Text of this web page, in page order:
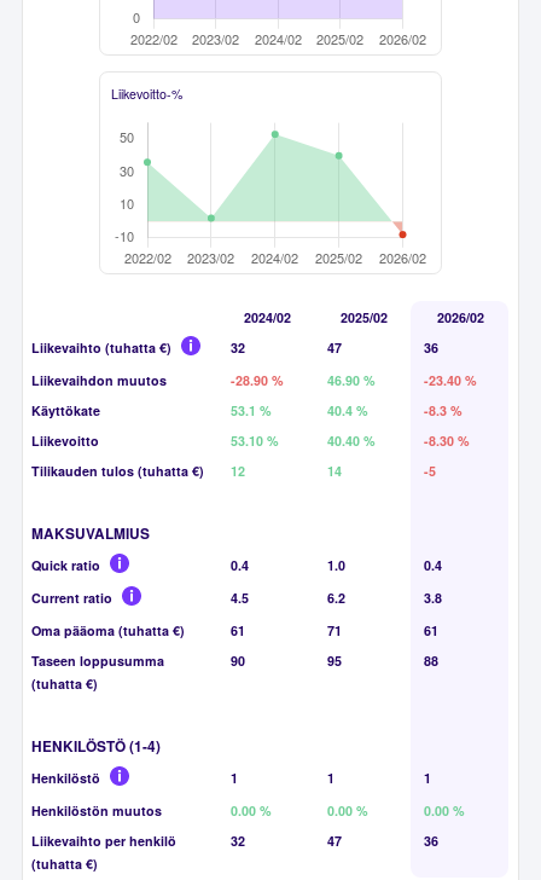
Liikevoitto-%
2024/02 2025/02
2026/02
Liikevaihto (tuhatta €)
32 47
36
Liikevaihdon muutos
-28.90 % 46.90 %
-23.40 %
Käyttökate
53.1 % 40.4 %
-8.3 %
Liikevoitto
53.10 % 40.40 %
-8.30 %
Tilikauden tulos (tuhatta €)
12 14 -5
MAKSUVALMIUS
Quick ratio 0.4 1.0
0.4
Current ratio
4.5 6.2
3.8
Oma pääoma (tuhatta €)
61 71
61
Taseen loppusumma
(tuhatta €)
90 95 88
HENKILÖSTÖ (1-4)
Henkilöstö 1 1
1
Henkilöstön muutos
0.00 % 0.00 %
0.00 %
Liikevaihto per henkilö
(tuhatta €)
32 47 36